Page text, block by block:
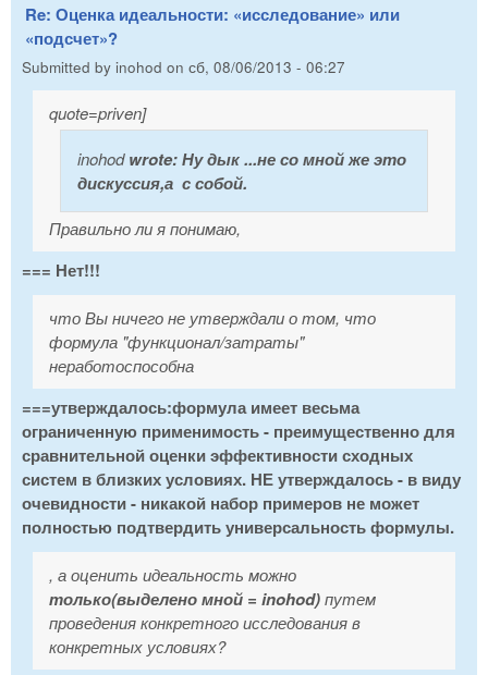
Re: Оценка идеальности: «исследование» или
«подсчет»?
Submitted by inohod on сб, 08/06/2013 - 06:27
quote=priven]
inohodwrote:Ну дык ...не со мной же это
дискуссия,а с собой.
Правильно ли я понимаю,
=== Нет!!!
что Вы ничего не утверждали о том, что
формула "функционал/затраты"
неработоспособна
===утверждалось:формула имеет весьма
ограниченную применимость - преимущественно для
сравнительной оценки эффективности сходных
систем в близких условиях. НЕ утверждалось - в виду
очевидности - никакой набор примеров не может
полностью подтвердить универсальность формулы.
, а оценить идеальность можно
только(выделено мной = inohod)путем
проведения конкретного исследования в
конкретных условиях?